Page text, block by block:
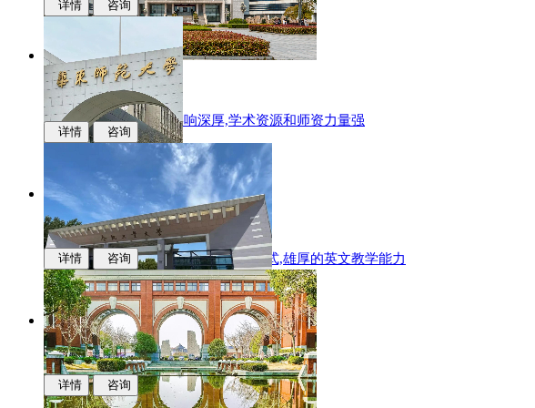
江西财经大学
国际化办学,学科专业影响深厚,学术资源和师资力量强
详情 咨询
华东师范大学
多样化的升学,中新联合培养的办学模式,雄厚的英文教学能力
详情 咨询
合肥工业大学
科研实力,学科优势,人才培养质量
详情 咨询
详情 咨询